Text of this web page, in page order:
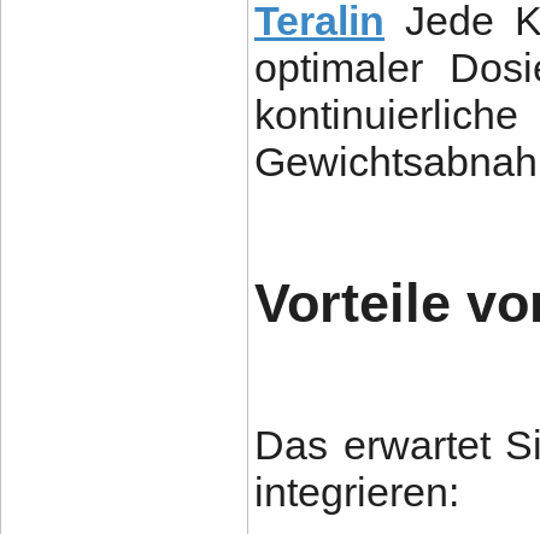
Teralin Jede
optimaler
Vorteile
Das erwartet
integrieren: